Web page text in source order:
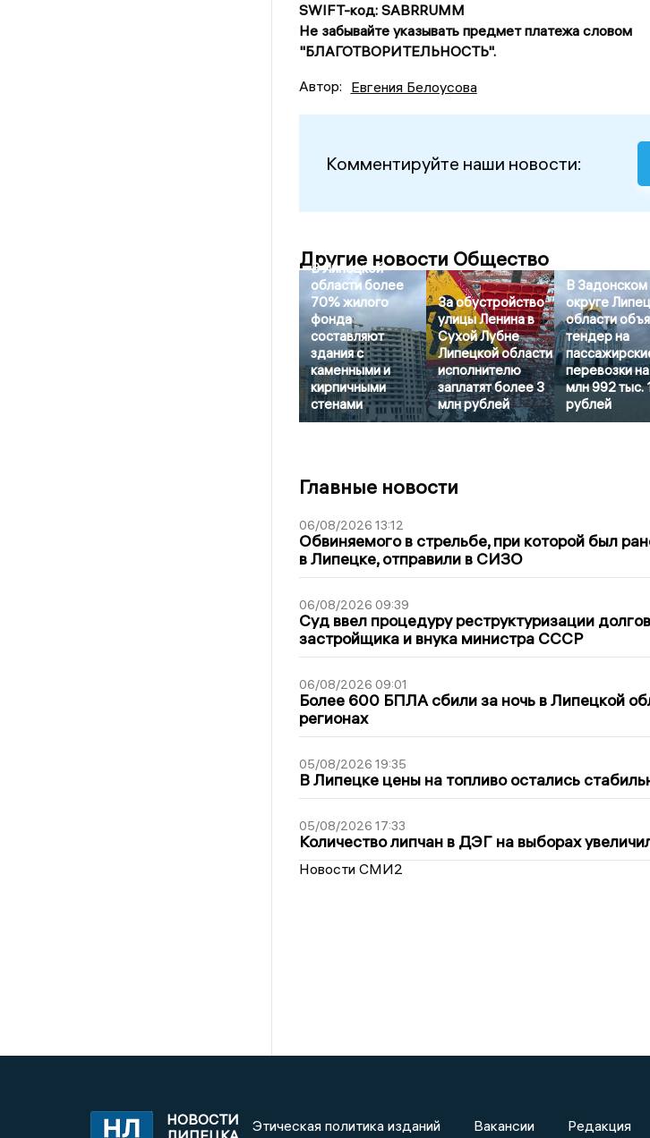
SWIFT-код: SABRRUMM
Не забывайте указывать предмет платежа словом
"БЛАГОТВОРИТЕЛЬНОСТЬ".
Автор: Евгения Белоусова
Комментируйте наши новости:
Другие новости Общество
В Липецкой
области более
70% жилого
фонда
составляют
здания с
каменными и
кирпичными
стенами
За обустройство
улицы Ленина в
Сухой Лубне
Липецкой области
исполнителю
заплатят более 3
млн рублей
В Задонском
округе
области
тендер на
перевозки
млн 992 тыс.
рублей
Главные новости
06/08/2026 13:12
Обвиняемого в стрельбе, при которой был
в Липецке, отправили в СИЗО
06/08/2026 09:39
Суд ввел процедуру реструктуризации
застройщика и внука министра СССР
06/08/2026 09:01
Более 600 БПЛА сбили за ночь в Липецкой
регионах
05/08/2026 19:35
В Липецке цены на топливо остались
05/08/2026 17:33
Количество липчан в ДЭГ на выборах
Новости СМИ2
НОВОСТИ
Этическая политика изданий Вакансии Редакция